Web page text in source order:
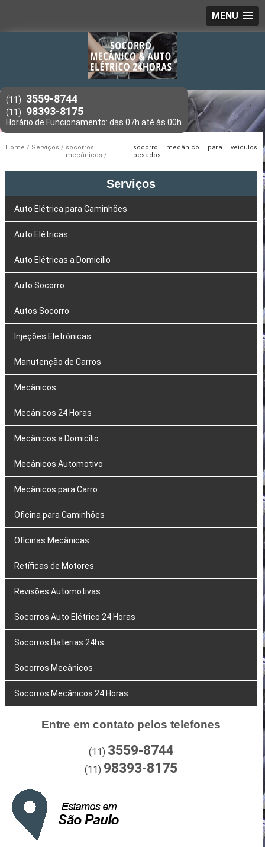
MENU
(11) 3559-8744
(11) 98393-8175
Home Serviços
socorros
mecânicos
socorro mecânico para veículos
pesados
Serviços
Auto Elétrica para Caminhões
Auto Elétricas
Auto Elétricas a Domicílio
Auto Socorro
Autos Socorro
Injeções Eletrônicas
Manutenção de Carros
Mecânicos
Mecânicos 24 Horas
Mecânicos a Domicílio
Mecânicos Automotivo
Mecânicos para Carro
Oficina para Caminhões
Oficinas Mecânicas
Retíficas de Motores
Revisões Automotivas
Socorros Auto Elétrico 24 Horas
Socorros Baterias 24hs
Socorros Mecânicos
Socorros Mecânicos 24 Horas
Entre em contato pelos telefones
(11) 3559-8744
(11) 98393-8175